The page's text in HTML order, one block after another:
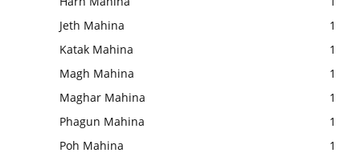
Jeth Mahina
1
Katak Mahina
1
Magh Mahina
1
Maghar Mahina
1
Phagun Mahina
1
Poh Mahina
1